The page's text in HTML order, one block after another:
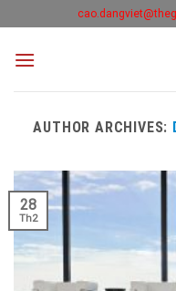
to
content
AUTHOR ARCHIVES:
28
Th2